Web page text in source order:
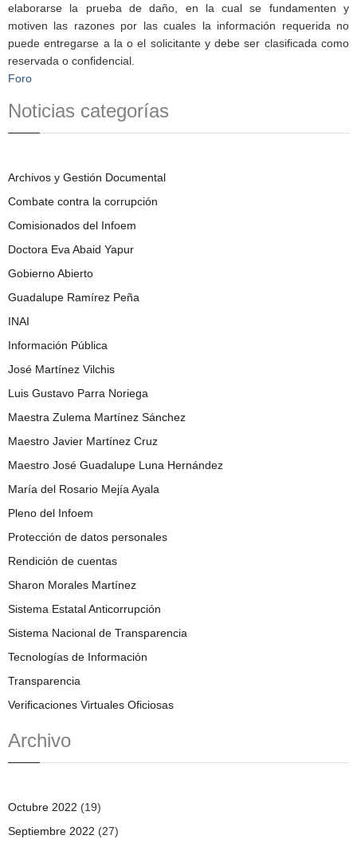
elaborarse la prueba de daño, en la cual se fundamenten y
motiven las razones por las cuales la información requerida no
puede entregarse a la o el solicitante y debe ser clasificada como
reservada o confidencial.
Foro
Noticias categorías
Archivos y Gestión Documental
Combate contra la corrupción
Comisionados del Infoem
Doctora Eva Abaid Yapur
Gobierno Abierto
Guadalupe Ramírez Peña
INAI
Información Pública
José Martínez Vilchis
Luis Gustavo Parra Noriega
Maestra Zulema Martínez Sánchez
Maestro Javier Martínez Cruz
Maestro José Guadalupe Luna Hernández
María del Rosario Mejía Ayala
Pleno del Infoem
Protección de datos personales
Rendición de cuentas
Sharon Morales Martínez
Sistema Estatal Anticorrupción
Sistema Nacional de Transparencia
Tecnologías de Información
Transparencia
Verificaciones Virtuales Oficiosas
Archivo
Octubre 2022 (19)
Septiembre 2022 (27)